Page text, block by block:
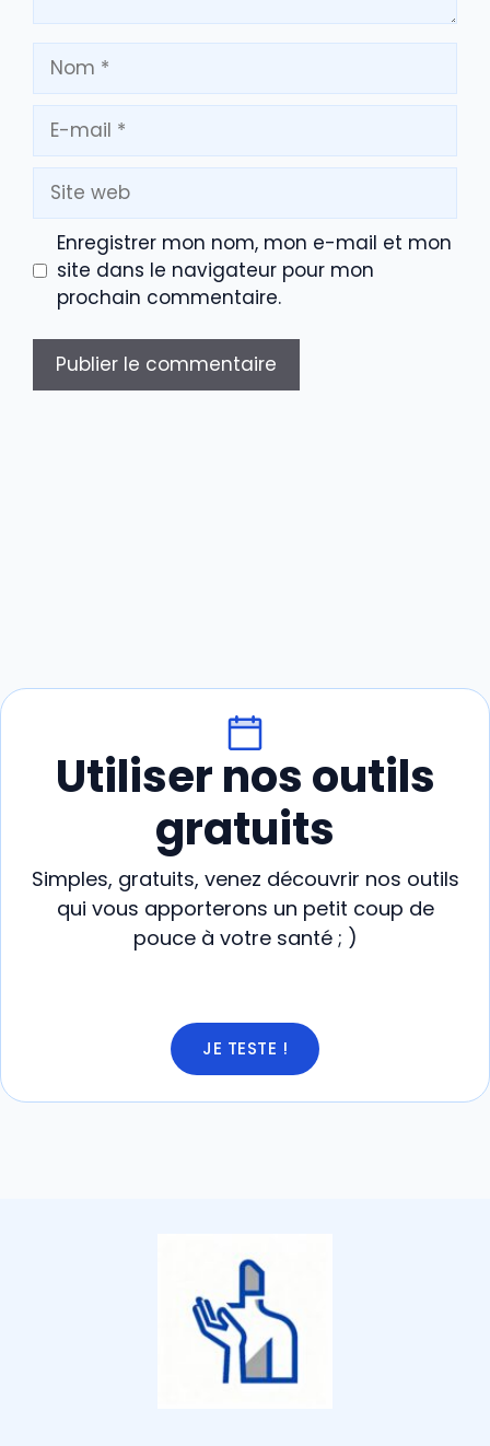
Nom
mail
Site
web
Enregistrer mon nom, mon e-mail et mon
site dans le navigateur pour mon
prochain commentaire.
Utiliser nos outils
gratuits
Simples, gratuits, venez découvrir nos outils
qui vous apporterons un petit coup de
pouce à votre santé ; )
JE TESTE !